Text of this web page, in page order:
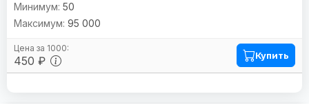
450 ₽
50
95 000
Купить